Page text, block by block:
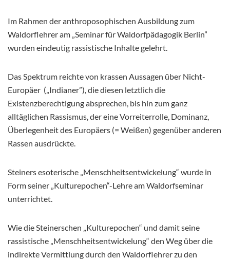
Im Rahmen der anthroposophischen Ausbildung zum
Waldorflehrer am „Seminar für Waldorfpädagogik Berlin”
wurden eindeutig rassistische Inhalte gelehrt.
Das Spektrum reichte von krassen Aussagen über Nicht-
Europäer („Indianer”), die diesen letztlich die
Existenzberechtigung absprechen, bis hin zum ganz
alltäglichen Rassismus, der eine Vorreiterrolle, Dominanz,
Überlegenheit des Europäers (= Weißen) gegenüber anderen
Rassen ausdrückte.
Steiners esoterische „Menschheitsentwickelung“ wurde in
Form seiner „Kulturepochen“-Lehre am Waldorfseminar
unterrichtet.
Wie die Steinerschen „Kulturepochen“ und damit seine
rassistische „Menschheitsentwickelung“ den Weg über die
indirekte Vermittlung durch den Waldorflehrer zu den